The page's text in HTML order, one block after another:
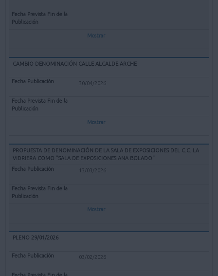
Mostrar
CAMBIO DENOMINACIÓN CALLE ALCALDE ARCHE
30/04/2026
Mostrar
PROPUESTA DE DENOMINACIÓN DE LA SALA DE EXPOSICIONES DEL C.C. LA
VIDRIERA COMO "SALA DE EXPOSICIONES ANA BOLADO"
13/03/2026
Mostrar
PLENO 29/01/2026
03/02/2026